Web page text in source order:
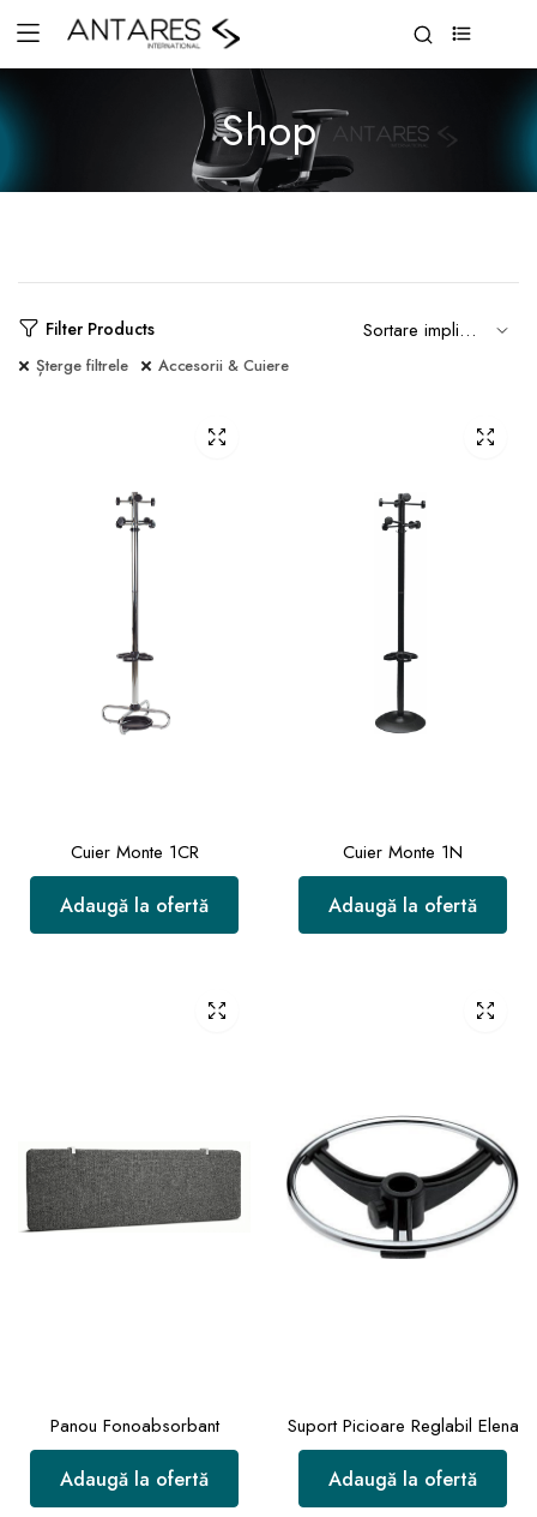
Shop
Filter Products
Șterge filtrele Accesorii & Cuiere
Cuier Monte 1CR
Adaugă la ofertă
Cuier Monte 1N
Adaugă la ofertă
Panou Fonoabsorbant
Adaugă la ofertă
Suport Picioare Reglabil Elena
Adaugă la ofertă